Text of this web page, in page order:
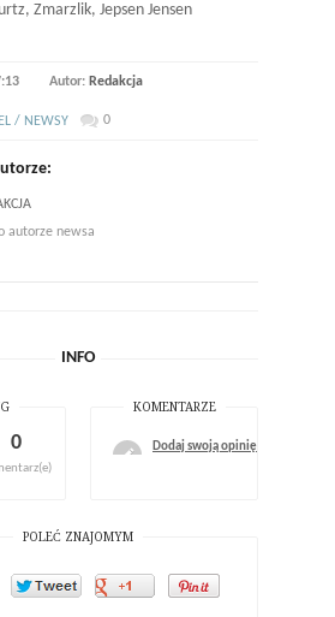
Zmarzlik, Jepsen Jensen
Autor: Redakcja
/ NEWSY 0
autorze newsa
INFO
0
KOMENTARZE
Dodaj swoją opinię
POLEĆ ZNAJOMYM